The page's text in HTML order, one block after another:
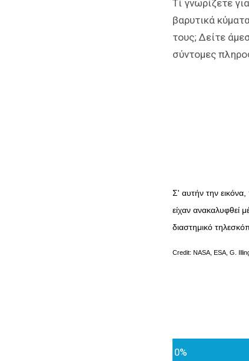
Τί γνωρίζετε
βαρυτικά
τους; Δείτε
σύντομες
Σ' αυτήν την
είχαν ανακαλυφθεί
διαστημικό
Credit: NASA, ESA, G.